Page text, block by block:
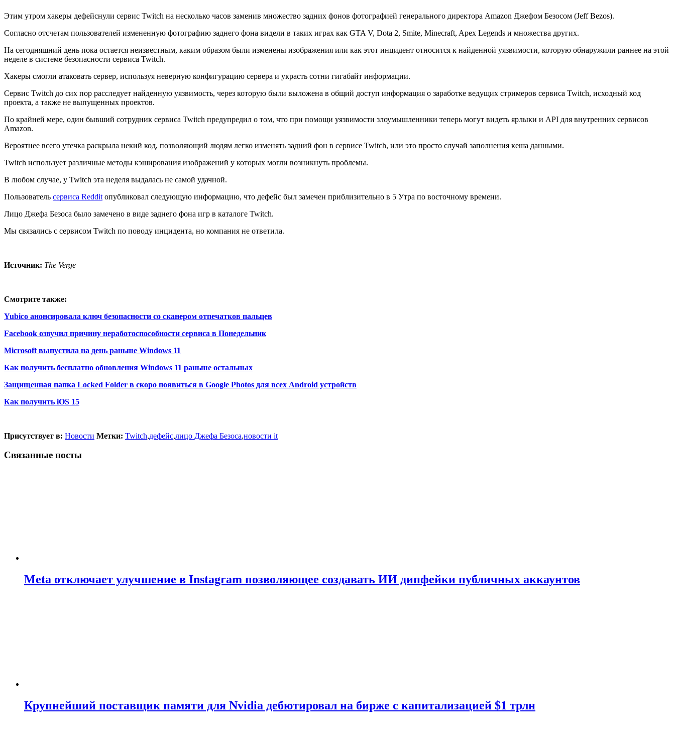
Этим утром хакеры дефейснули сервис Twitch на несколько часов заменив множество задних фонов фотографией генерального директора Amazon Джефом Безосом (Jeff Bezos).
Согласно отсчетам пользователей измененную фотографию заднего фона видели в таких играх как GTA V, Dota 2, Smite, Minecraft, Apex Legends и множества других.
На сегодняшний день пока остается неизвестным, каким образом были изменены изображения или как этот инцидент относится к найденной уязвимости, которую обнаружили раннее на этой
неделе в системе безопасности сервиса Twitch.
Хакеры смогли атаковать сервер, используя неверную конфигурацию сервера и украсть сотни гигабайт информации.
Сервис Twitch до сих пор расследует найденную уязвимость, через которую были выложена в общий доступ информация о заработке ведущих стримеров сервиса Twitch, исходный код
проекта, а также не выпущенных проектов.
По крайней мере, один бывший сотрудник сервиса Twitch предупредил о том, что при помощи уязвимости злоумышленники теперь могут видеть ярлыки и API для внутренних сервисов
Amazon.
Вероятнее всего утечка раскрыла некий код, позволяющий людям легко изменять задний фон в сервисе Twitch, или это просто случай заполнения кеша данными.
Twitch использует различные методы кэширования изображений у которых могли возникнуть проблемы.
В любом случае, у Twitch эта неделя выдалась не самой удачной.
Пользователь сервиса Reddit опубликовал следующую информацию, что дефейс был замечен приблизительно в 5 Утра по восточному времени.
Лицо Джефа Безоса было замечено в виде заднего фона игр в каталоге Twitch.
Мы связались с сервисом Twitch по поводу инцидента, но компания не ответила.
Источник: The Verge
Смотрите также:
Yubico анонсировала ключ безопасности со сканером отпечатков пальцев
Facebook озвучил причину неработоспособности сервиса в Понедельник
Microsoft выпустила на день раньше Windows 11
Как получить бесплатно обновления Windows 11 раньше остальных
Защищенная папка Locked Folder в скоро появиться в Google Photos для всех Android устройств
Как получить iOS 15
Присутствует в: Новости Метки: Twitch,дефейс,лицо Джефа Безоса,новости it
Связанные посты
Meta отключает улучшение в Instagram позволяющее создавать ИИ дипфейки публичных аккаунтов
Крупнейший поставщик памяти для Nvidia дебютировал на бирже с капитализацией $1 трлн